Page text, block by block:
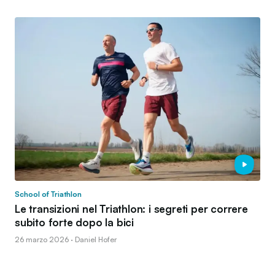
School of Triathlon
Le transizioni nel Triathlon: i segreti per correre
subito forte dopo la bici
26 marzo 2026 · Daniel Hofer